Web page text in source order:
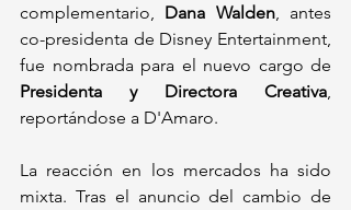
complementario, Dana Walden, antes
co-presidenta de Disney Entertainment,
Presidenta y Directora Creativa
reportándose a D'Amaro.
La reacción en los mercados ha sido
mixta. Tras el anuncio del cambio de